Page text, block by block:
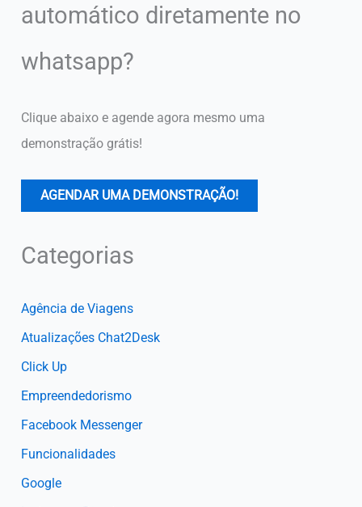
automático diretamente no
whatsapp?
Clique abaixo e agende agora mesmo uma
demonstração grátis!
AGENDAR UMA DEMONSTRAÇÃO!
Categorias
Agência de Viagens
Atualizações Chat2Desk
Click Up
Empreendedorismo
Facebook Messenger
Funcionalidades
Google